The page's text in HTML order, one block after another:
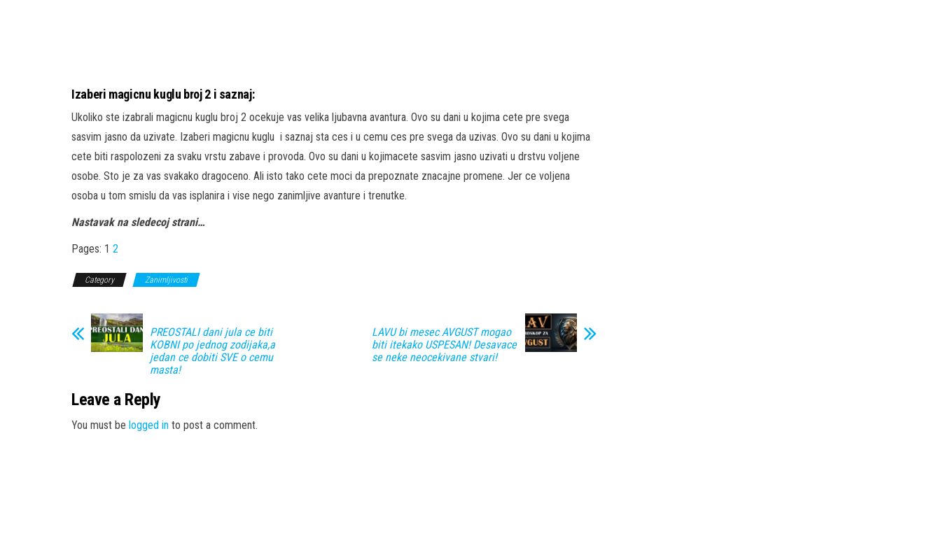
Izaberi magicnu kuglu broj 2 i saznaj:
Ukoliko ste izabrali magicnu kuglu broj 2 ocekuje vas velika ljubavna avantura. Ovo su dani u kojima cete pre svega
sasvim jasno da uzivate. Izaberi magicnu kuglu i saznaj sta ces i u cemu ces pre svega da uzivas. Ovo su dani u kojima
cete biti raspolozeni za svaku vrstu zabave i provoda. Ovo su dani u kojimacete sasvim jasno uzivati u drstvu voljene
osobe. Sto je za vas svakako dragoceno. Ali isto tako cete moci da prepoznate znacajne promene. Jer ce voljena
osoba u tom smislu da vas isplanira i vise nego zanimljive avanture i trenutke.
Nastavak na sledecoj strani…
Pages: 1 2
Category Zanimljivosti
PREOSTALI dani jula ce biti
KOBNI po jednog zodijaka,a
jedan ce dobiti SVE o cemu
masta!
LAVU bi mesec AVGUST mogao
biti itekako USPESAN! Desavace
se neke neocekivane stvari!
Leave a Reply
You must be logged in to post a comment.